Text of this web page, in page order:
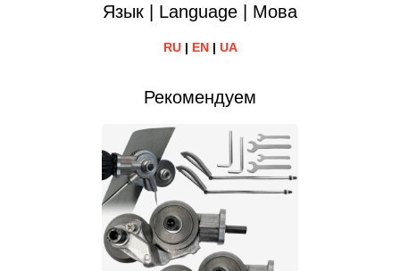
Язык | Language | Мова
RU| EN| UA
Рекомендуем